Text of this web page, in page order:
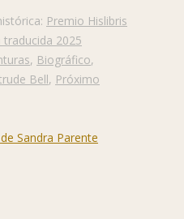
Premio Hislibris
2025
, Biográfico,
Bell, Próximo